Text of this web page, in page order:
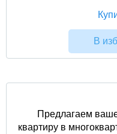
В
Предлагаем
квартиру в